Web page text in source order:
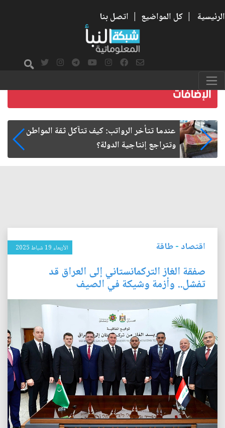
الرئيسية | كل المواضيع | اتصل بنا
صمت الطريق بعد الأربعين
اقتصاد -طاقة الأربعاء 19 شباط 2025
صفقة الغاز التركمانستاني إلى العراق قد
تفشل.. وأزمة وشيكة في الصيف